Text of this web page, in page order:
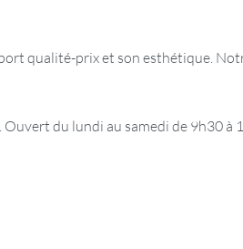
qualité-prix et son esthétique.
du lundi au samedi de 9h30 à